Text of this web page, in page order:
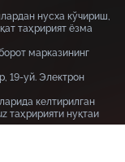
нусха кўчириш,
таҳририят ёзма
марказининг
19-уй. Электрон
келтирилган
таҳририяти нуқтаи